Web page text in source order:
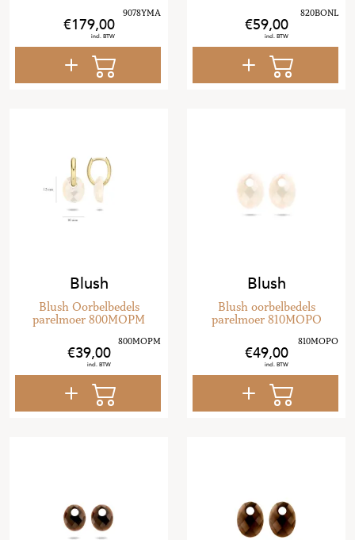
179,00 59,00
Blush
Blush Oorbelbedels
parelmoer 800MOPM
39,00
Blush
Blush oorbelbedels
parelmoer 810MOPO
49,00